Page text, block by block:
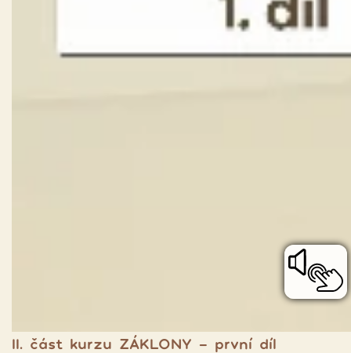
II. část kurzu ZÁKLONY - první díl